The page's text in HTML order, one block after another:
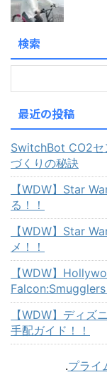
検索
最近の投稿
SwitchBot CO2セ
づくりの秘訣
【WDW】Star
る！！
【WDW】Star
メ！！
【WDW】
Falcon:Smugglers
【WDW】ディズ
手配ガイド！！
.プライ